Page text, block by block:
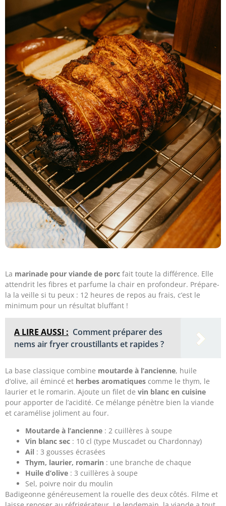
La marinade pour viande de porc fait toute la différence. Elle
attendrit les fibres et parfume la chair en profondeur. Prépare-
la la veille si tu peux : 12 heures de repos au frais, c’est le
minimum pour un résultat bluffant !
A LIRE AUSSI : Comment préparer des
nems air fryer croustillants et rapides ?
La base classique combine moutarde à l’ancienne, huile
d’olive, ail émincé et herbes aromatiques comme le thym, le
laurier et le romarin. Ajoute un filet de vin blanc en cuisine
pour apporter de l’acidité. Ce mélange pénètre bien la viande
et caramélise joliment au four.
Moutarde à l’ancienne : 2 cuillères à soupe
Vin blanc sec : 10 cl (type Muscadet ou Chardonnay)
Ail : 3 gousses écrasées
Thym, laurier, romarin : une branche de chaque
Huile d’olive : 3 cuillères à soupe
Sel, poivre noir du moulin
Badigeonne généreusement la rouelle des deux côtés. Filme et